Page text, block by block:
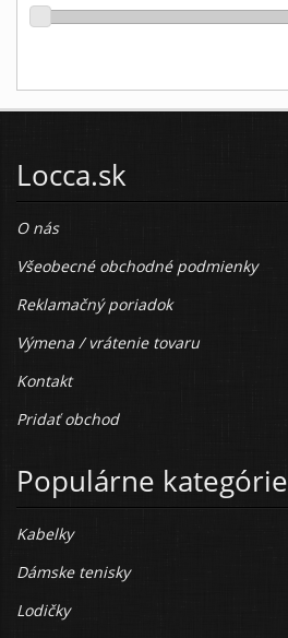
Locca.sk
O nás
Všeobecné obchodné podmienky
Reklamačný poriadok
Výmena / vrátenie tovaru
Kontakt
Pridať obchod
Populárne kategórie
Kabelky
Dámske tenisky
Lodičky